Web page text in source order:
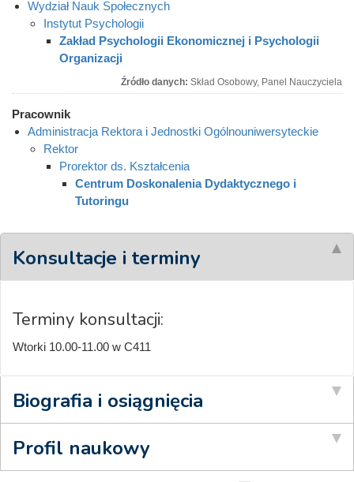
Wydział Nauk Społecznych
Instytut Psychologii
Zakład Psychologii Ekonomicznej i Psychologii
Organizacji
Źródło danych: Skład Osobowy, Panel Nauczyciela
Pracownik
Administracja Rektora i Jednostki Ogólnouniwersyteckie
Rektor
Prorektor ds. Kształcenia
Centrum Doskonalenia Dydaktycznego i
Tutoringu
Konsultacje i terminy
Terminy konsultacji:
Wtorki 10.00-11.00 w C411
Biografia i osiągnięcia
Profil naukowy